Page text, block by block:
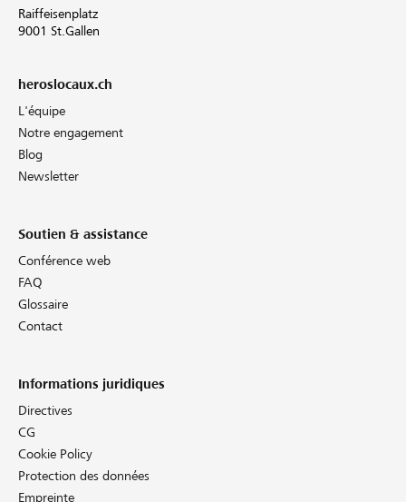
Raiffeisenplatz
9001 St.Gallen
heroslocaux.ch
L'équipe
Notre engagement
Blog
Newsletter
Soutien & assistance
Conférence web
FAQ
Glossaire
Contact
Informations juridiques
Directives
CG
Cookie Policy
Protection des données
Empreinte